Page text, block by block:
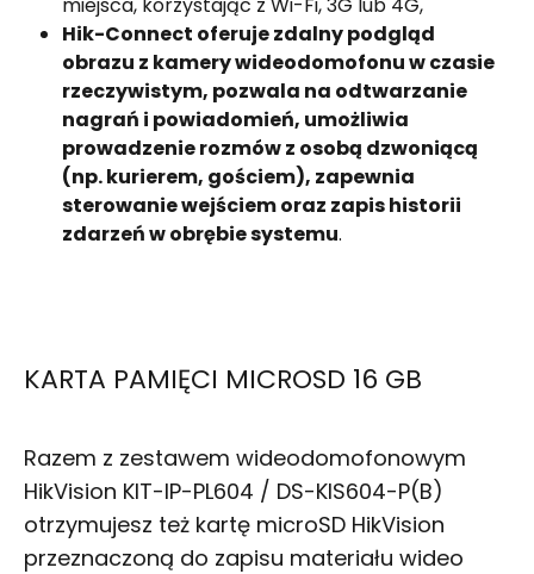
Hik-Connect oferuje zdalny podgląd
obrazu z kamery wideodomofonu w czasie
rzeczywistym, pozwala na odtwarzanie
nagrań i powiadomień, umożliwia
prowadzenie rozmów z osobą dzwoniącą
(np. kurierem, gościem), zapewnia
sterowanie wejściem oraz zapis historii
zdarzeń w obrębie systemu.
KARTA PAMIĘCI MICROSD 16 GB
Razem z zestawem wideodomofonowym
HikVision KIT-IP-PL604 / DS-KIS604-P(B)
otrzymujesz też kartę microSD HikVision
przeznaczoną do zapisu materiału wideo